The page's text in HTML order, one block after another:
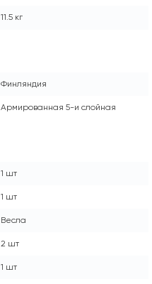
11.5 кг
Финляндия
Армированная 5-и слойная
1 шт
1 шт
Весла
2 шт
1 шт